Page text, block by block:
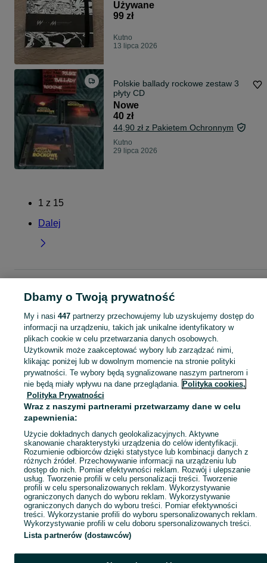
Używane
99 zł
Kutno
13 lipca 2026
Polskie ballady rockowe zestaw 3
płyty CD
Nowe
40 zł
44,90 zł z Pakietem Ochronnym
Kutno
29 lipca 2026
1 z 15
Dalej
Płyty CD - Kutno
KATEGORIA
Zobacz
Mapa kategorii
Mapa miejscowości
Mapa ministron
Popularne wyszukiwania
Dbamy o Twoją prywatność
My i nasi 447partnerzy przechowujemy lub uzyskujemy dostęp do
informacji na urządzeniu, takich jak unikalne identyfikatory w
plikach cookie w celu przetwarzania danych osobowych.
Użytkownik może zaakceptować wybory lub zarządzać nimi,
klikając poniżej lub w dowolnym momencie na stronie polityki
prywatności. Te wybory będą sygnalizowane naszym partnerom i
nie będą miały wpływu na dane przeglądania. Polityka cookies,
Polityka Prywatności
Wraz z naszymi partnerami przetwarzamy dane w celu
zapewnienia:
Użycie dokładnych danych geolokalizacyjnych. Aktywne
skanowanie charakterystyki urządzenia do celów identyfikacji.
Rozumienie odbiorców dzięki statystyce lub kombinacji danych z
różnych źródeł. Przechowywanie informacji na urządzeniu lub
dostęp do nich. Pomiar efektywności reklam. Rozwój i ulepszanie
usług. Tworzenie profili w celu personalizacji treści. Tworzenie
profili w celu spersonalizowanych reklam. Wykorzystywanie
ograniczonych danych do wyboru reklam. Wykorzystywanie
ograniczonych danych do wyboru treści. Pomiar efektywności
treści. Wykorzystanie profili do wyboru spersonalizowanych reklam.
Wykorzystywanie profili w celu doboru spersonalizowanych treści.
Lista partnerów (dostawców)